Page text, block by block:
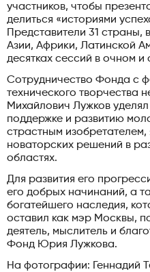
участников, чтобы
делиться «историями
Представители 31
Азии, Африки, Латинской
десятках сессий в очном
Сотрудничество Фонда с
технического творчества
Михайлович Лужков
поддержке и развитию
страстным изобретателем,
новаторских решений в
областях.
Для развития его
его добрых начинаний, а
богатейшего наследия,
оставил как мэр Москвы,
деятель, мыслитель и
Фонд Юрия Лужкова.
На фотографии: Геннадий